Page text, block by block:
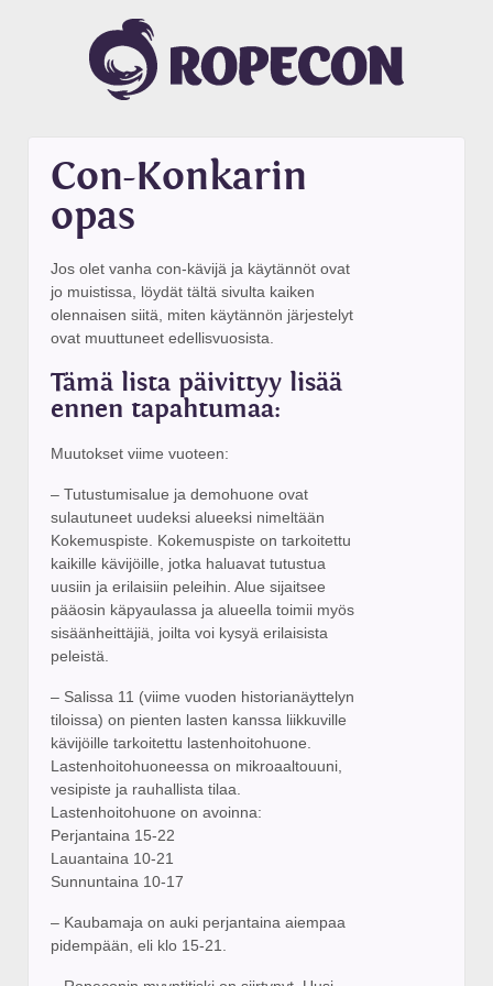
Con-Konkarin
opas
Jos olet vanha con-kävijä ja käytännöt ovat
jo muistissa, löydät tältä sivulta kaiken
olennaisen siitä, miten käytännön järjestelyt
ovat muuttuneet edellisvuosista.
Tämä lista päivittyy lisää
ennen tapahtumaa:
Muutokset viime vuoteen:
– Tutustumisalue ja demohuone ovat
sulautuneet uudeksi alueeksi nimeltään
Kokemuspiste. Kokemuspiste on tarkoitettu
kaikille kävijöille, jotka haluavat tutustua
uusiin ja erilaisiin peleihin. Alue sijaitsee
pääosin käpyaulassa ja alueella toimii myös
sisäänheittäjiä, joilta voi kysyä erilaisista
peleistä.
– Salissa 11 (viime vuoden historianäyttelyn
tiloissa) on pienten lasten kanssa liikkuville
kävijöille tarkoitettu lastenhoitohuone.
Lastenhoitohuoneessa on mikroaaltouuni,
vesipiste ja rauhallista tilaa.
Lastenhoitohuone on avoinna:
Perjantaina 15-22
Lauantaina 10-21
Sunnuntaina 10-17
– Kaubamaja on auki perjantaina aiempaa
pidempään, eli klo 15-21.